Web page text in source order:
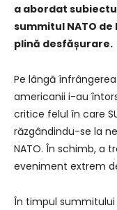
a abordat
summitul NATO
plină desfășurare.
Pe lângă
americanii i-au
critice felul în care
răzgândindu-se la
NATO. În schimb, a
eveniment extrem
În timpul summitului